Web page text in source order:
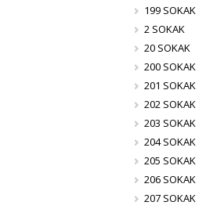
199 SOKAK
2 SOKAK
20 SOKAK
200 SOKAK
201 SOKAK
202 SOKAK
203 SOKAK
204 SOKAK
205 SOKAK
206 SOKAK
207 SOKAK